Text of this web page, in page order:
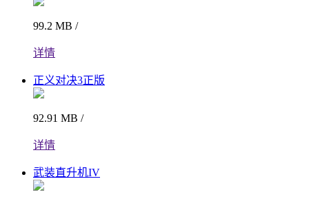
99.2 MB /
详情
正义对决3正版
92.91 MB /
详情
武装直升机IV